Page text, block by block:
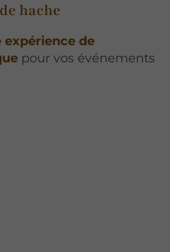
hache
expérience de
pour vos événements